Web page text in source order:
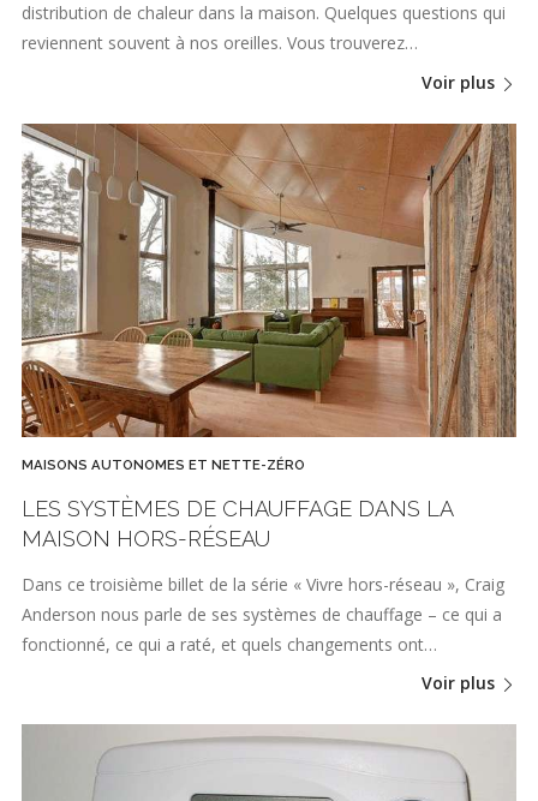
distribution de chaleur dans la maison. Quelques questions qui
reviennent souvent à nos oreilles. Vous trouverez…
Voir plus
MAISONS AUTONOMES ET NETTE-ZÉRO
LES SYSTÈMES DE CHAUFFAGE DANS LA
MAISON HORS-RÉSEAU
Dans ce troisième billet de la série « Vivre hors-réseau », Craig
Anderson nous parle de ses systèmes de chauffage – ce qui a
fonctionné, ce qui a raté, et quels changements ont…
Voir plus